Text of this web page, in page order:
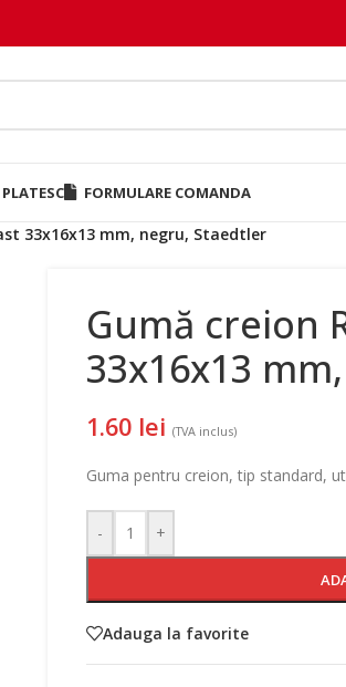
FORMULARE COMANDA
33x16x13 mm, negru, Staedtler
Gumă creion
33x16x13
1.60 lei (TVA inclus)
Guma pentru creion, tip standard,
- +
Adauga la favorite